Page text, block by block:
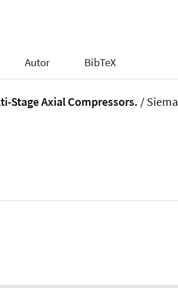
Autor BibTeX
Stage Axial Compressors. /